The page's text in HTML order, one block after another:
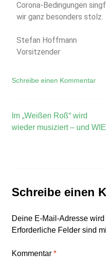
Corona-Bedingungen
wir ganz besonders stolz.
Stefan Hoffmann
Vorsitzender
Schreibe einen Kommentar
Im „Weißen Roß“ wird
wieder musiziert – und
Schreibe einen
Deine E-Mail-Adresse
Erforderliche Felder sind
Kommentar *